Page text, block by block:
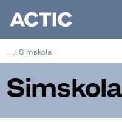
/ Simskola
Simskola